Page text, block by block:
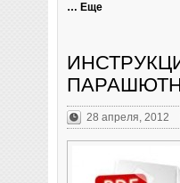
… Еще
28 апреля, 2012